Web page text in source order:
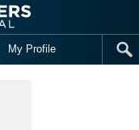
My Profile